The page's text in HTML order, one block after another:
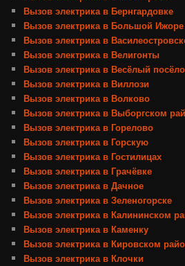
Вызов электрика в Бернгардовке
Вызов электрика в Большой Ижоре
Вызов электрика в
Вызов электрика в Велигонты
Вызов электрика в Весёлый
Вызов электрика в Виллози
Вызов электрика в Волково
Вызов электрика в Выборгском
Вызов электрика в Горелово
Вызов электрика в Горскую
Вызов электрика в Гостилицах
Вызов электрика в Грачёвке
Вызов электрика в Дачное
Вызов электрика в Зеленогорске
Вызов электрика в Калининском
Вызов электрика в Каменку
Вызов электрика в Кировском
Вызов электрика в Клочки